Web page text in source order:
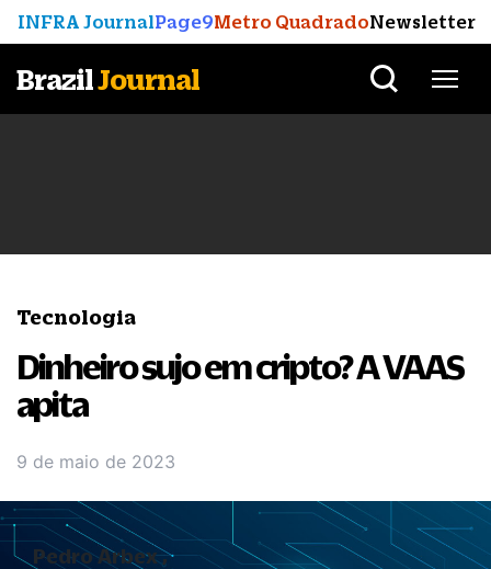
INFRA JournalPage9Metro QuadradoNewsletter
BrazilJournal
Tecnologia
Dinheiro sujo em cripto? A VAAS
apita
9 de maio de 2023
Pedro Arbex